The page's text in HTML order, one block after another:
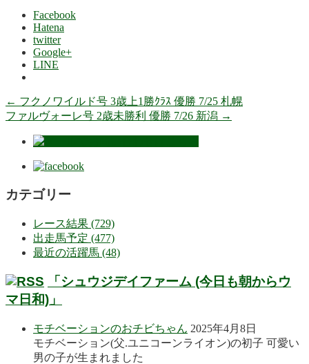
Facebook
Hatena
twitter
Google+
LINE
← フクノワイルド号 3歳上1勝ｸﾗｽ 優勝 7/25 札幌
ファルヴォーレ号 2歳未勝利 優勝 7/26 新潟 →
カテゴリー
レース結果 (729)
出走馬予定 (477)
最近の活躍馬 (48)
「シュウジデイファーム (今日も朝からウ
マ日和)」
モチベーションのおチビちゃん 2025年4月8日
モチベーション(父.ユニコーンライオン)の初子 可愛い
男の子が生まれました